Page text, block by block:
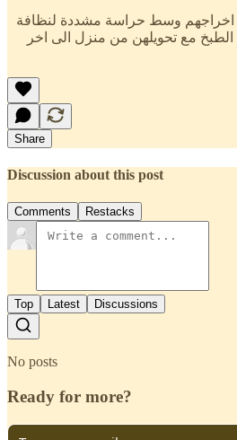
اخراجهم وسط حراسة مشددة لنظافة
الطبخ مع تحويلهن من منزل الى اخر
Share
Discussion about this post
Comments Restacks
Top Latest Discussions
No posts
Ready for more?